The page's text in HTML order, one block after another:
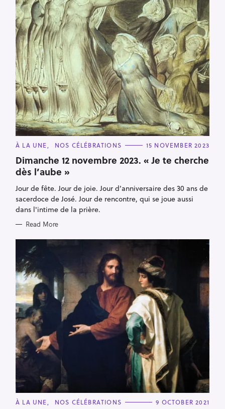
C
T
E
G
O
R
I
E
S
À LA UNE NOS CÉLÉBRATIONS 15 NOVEMBER 2023
Dimanche 12 novembre 2023. « Je te cherche
dès l’aube »
Jour de fête. Jour de joie. Jour d’anniversaire des 30 ans de
sacerdoce de José. Jour de rencontre, qui se joue aussi
dans l'intime de la prière.
Read More
C
À LA UNE NOS CÉLÉBRATIONS 9 OCTOBER 2021
S
e
a
r
c
h
f
o
r
: